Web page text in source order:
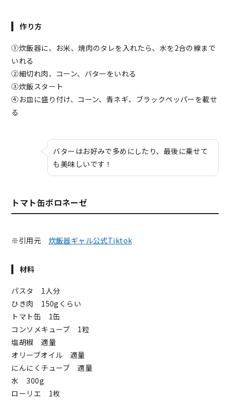
作り方
①炊飯器に、お米、焼肉のタレを入れたら、水を2合の線まで
いれる
②細切れ肉、コーン、バターをいれる
③炊飯スタート
④お皿に盛り付け、コーン、青ネギ、ブラックペッパーを載せ
る
バターはお好みで多めにしたり、最後に乗せて
も美味しいです！
トマト缶ボロネーゼ
※引用元 炊飯器ギャル公式Tiktok
材料
パスタ 1人分
ひき肉 150gくらい
トマト缶 1缶
コンソメキューブ 1粒
塩胡椒 適量
オリーブオイル 適量
にんにくチューブ 適量
水 300g
ローリエ 1枚